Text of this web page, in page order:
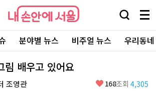
내
손
에
울
검
창
열
기
메
뉴
전
체
보
분야별 뉴스 비주얼 뉴스 우리동
림 배우고 있어요
조영관 좋
168조회 4,305